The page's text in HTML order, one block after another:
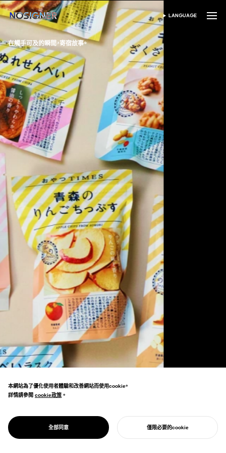
首頁 SELECT LANGUAGE
LANGUAGE
在觸手可及的瞬間，寄宿故事。
PACKAGING DESIGN
包裝設計
包裝是品牌與顧客初次相遇的接點，是B2C業
務中最重要的接觸點之一。
本網站為了優化使用者體驗和改善網站而使用cookie。
詳情請參閱 cookie政策
cookie政策 。
全部同意 僅限必要的cookie